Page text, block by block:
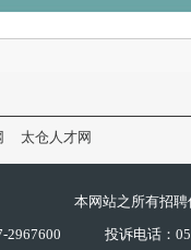
太仓人才网
本网站之所有招
2967600
投诉电话：